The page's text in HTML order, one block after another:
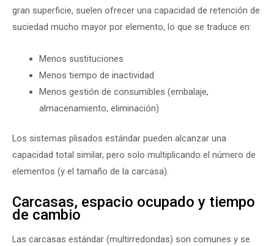
gran superficie, suelen ofrecer una capacidad de retención de
suciedad mucho mayor por elemento, lo que se traduce en:
Menos sustituciones
Menos tiempo de inactividad
Menos gestión de consumibles (embalaje,
almacenamiento, eliminación)
Los sistemas plisados estándar pueden alcanzar una
capacidad total similar, pero solo multiplicando el número de
elementos (y el tamaño de la carcasa).
Carcasas, espacio ocupado y tiempo
de cambio
Las carcasas estándar (multirredondas) son comunes y se